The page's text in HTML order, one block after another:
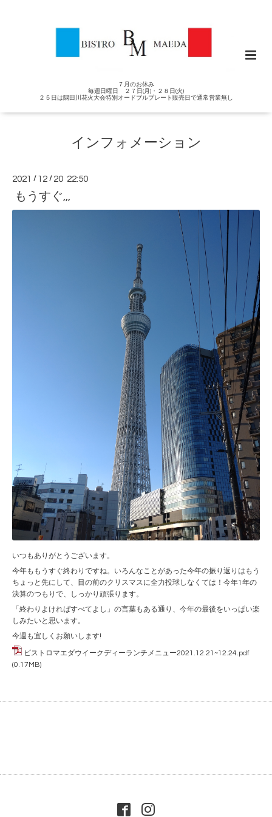
７月のお休み
毎週日曜日 ２７日(月)・２８日(火)
２５日は隅田川花火大会特別オードブルプレート販売日で通常営業無し
インフォメーション
2021 / 12 / 20 22:50
もうすぐ,,,
いつもありがとうございます。
今年ももうすぐ終わりですね。いろんなことがあった今年の振り返りはもう
ちょっと先にして、目の前のクリスマスに全力投球しなくては！今年1年の
決算のつもりで、しっかり頑張ります。
「終わりよければすべてよし」の言葉もある通り、今年の最後をいっぱい楽
しみたいと思います。
今週も宜しくお願いします!
ビストロマエダウイークディーランチメニュー2021.12.21~12.24.pdf
(0.17MB)